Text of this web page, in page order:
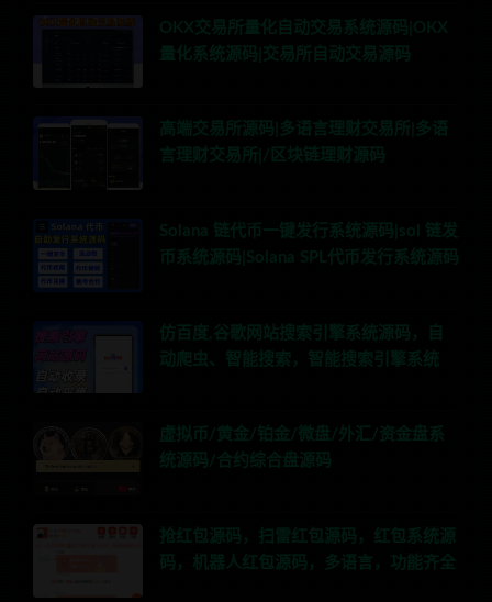
OKX交易所量化自动交易系统源码|OKX
量化系统源码|交易所自动交易源码
高端交易所源码|多语言理财交易所|多语
言理财交易所|/区块链理财源码
Solana 链代币一键发行系统源码|sol 链发
币系统源码|Solana SPL代币发行系统源码
仿百度,谷歌网站搜索引擎系统源码，自
动爬虫、智能搜索，智能搜索引擎系统
虚拟币/黄金/铂金/微盘/外汇/资金盘系
统源码/合约综合盘源码
抢红包源码，扫雷红包源码，红包系统源
码，机器人红包源码，多语言，功能齐全